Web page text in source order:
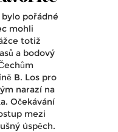
pořádné
mohli
totiž
a bodový
B. Los pro
narazí na
Očekávání
mezi
úspěch.